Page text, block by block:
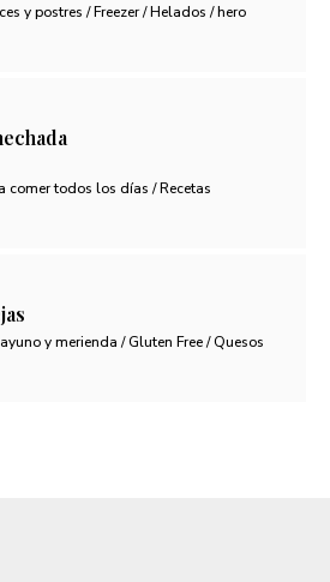
y postres / Freezer / Helados / hero
comer todos los días / Recetas
y merienda / Gluten Free / Quesos